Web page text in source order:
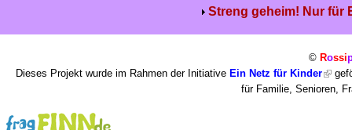
Streng geheim! Nur für
© Rossi
Dieses Projekt wurde im Rahmen der Initiative Ein Netz für Kinder
für Familie, Senioren,